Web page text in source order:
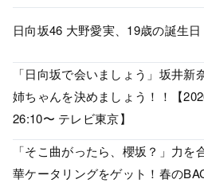
日向坂46 大野愛実、19歳の誕生日
「日向坂で会いましょう」坂井新
姉ちゃんを決めましょう！！【
26:10〜 テレビ東京】
「そこ曲がったら、櫻坂？」力を
華ケータリングをゲット！春の